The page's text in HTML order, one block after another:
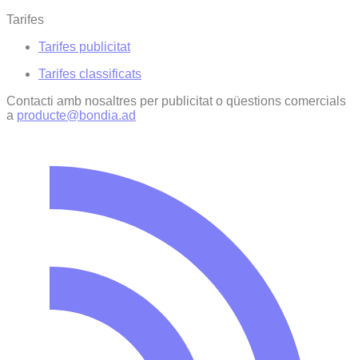
Tarifes
Tarifes publicitat
Tarifes classificats
Contacti amb nosaltres per publicitat o qüestions comercials
a producte@bondia.ad